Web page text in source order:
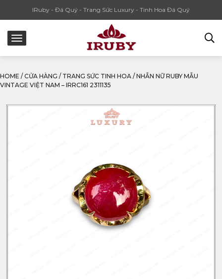
IRuby - Đá Quý - Trang Sức Luxury - Tinh Hoa Đá Quý
HOME / CỬA HÀNG / TRANG SỨC TINH HOA / NHẪN NỮ RUBY MẪU
VINTAGE VIỆT NAM – IRRC161 2311135